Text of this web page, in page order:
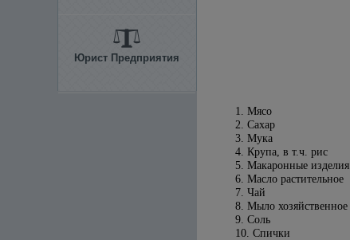
Юрист Предприятия
1. Мясо
2. Сахар
3. Мука
4. Крупа, в т.ч. рис
5. Макаронные изделия
6. Масло растительное
7. Чай
8. Мыло хозяйственное
9. Соль
10. Спички